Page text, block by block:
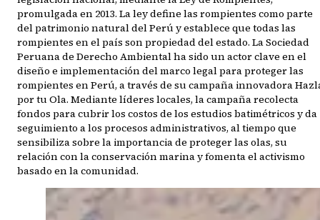
promulgada en 2013. La ley define las rompientes como parte
del patrimonio natural del Perú y establece que todas las
rompientes en el país son propiedad del estado. La Sociedad
Peruana de Derecho Ambiental ha sido un actor clave en el
diseño e implementación del marco legal para proteger las
rompientes en Perú, a través de su campaña innovadora
por tu Ola. Mediante líderes locales, la campaña recolecta
fondos para cubrir los costos de los estudios batimétricos y da
seguimiento a los procesos administrativos, al tiempo que
sensibiliza sobre la importancia de proteger las olas, su
relación con la conservación marina y fomenta el activismo
basado en la comunidad.